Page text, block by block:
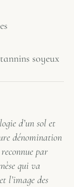
soyeux
d’un sol et
dénomination
par
qui va
l’image des